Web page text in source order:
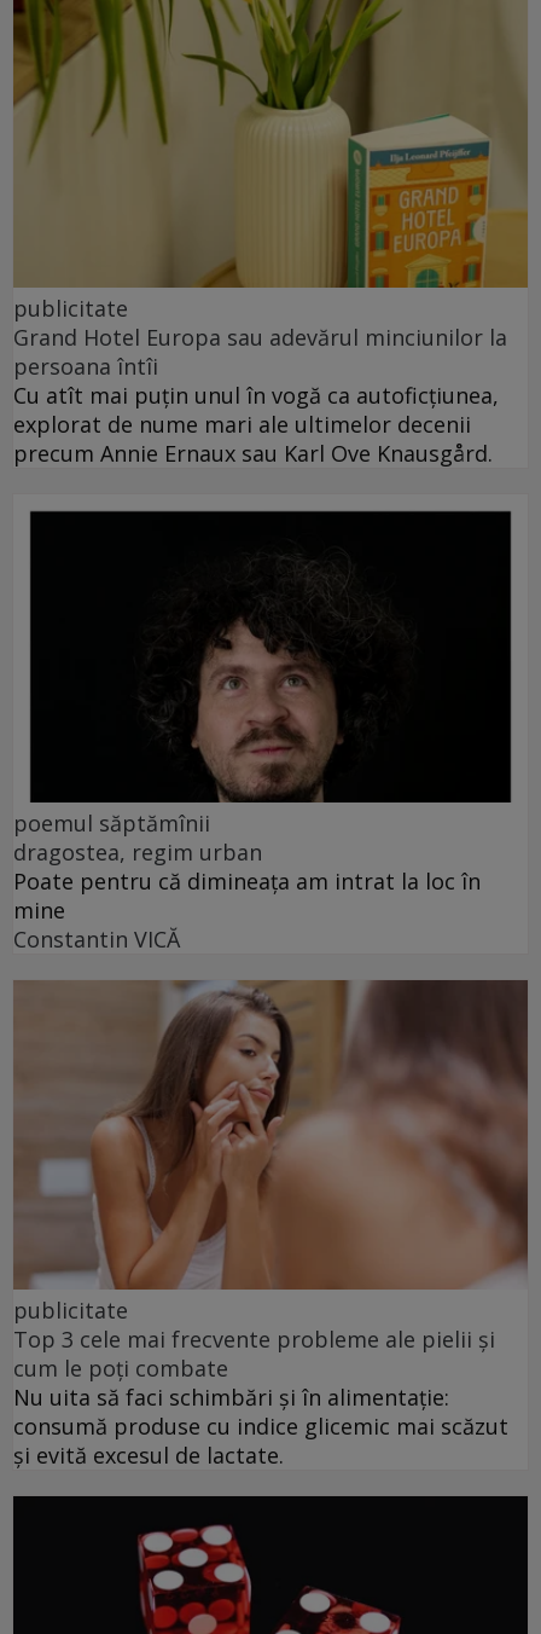
publicitate
Grand Hotel Europa sau adevărul minciunilor la
persoana întîi
Cu atît mai puțin unul în vogă ca autoficțiunea,
explorat de nume mari ale ultimelor decenii
precum Annie Ernaux sau Karl Ove Knausgård.
poemul săptămînii
dragostea, regim urban
Poate pentru că dimineața am intrat la loc în
mine
Constantin VICĂ
publicitate
Top 3 cele mai frecvente probleme ale pielii și
cum le poți combate
Nu uita să faci schimbări și în alimentație:
consumă produse cu indice glicemic mai scăzut
și evită excesul de lactate.